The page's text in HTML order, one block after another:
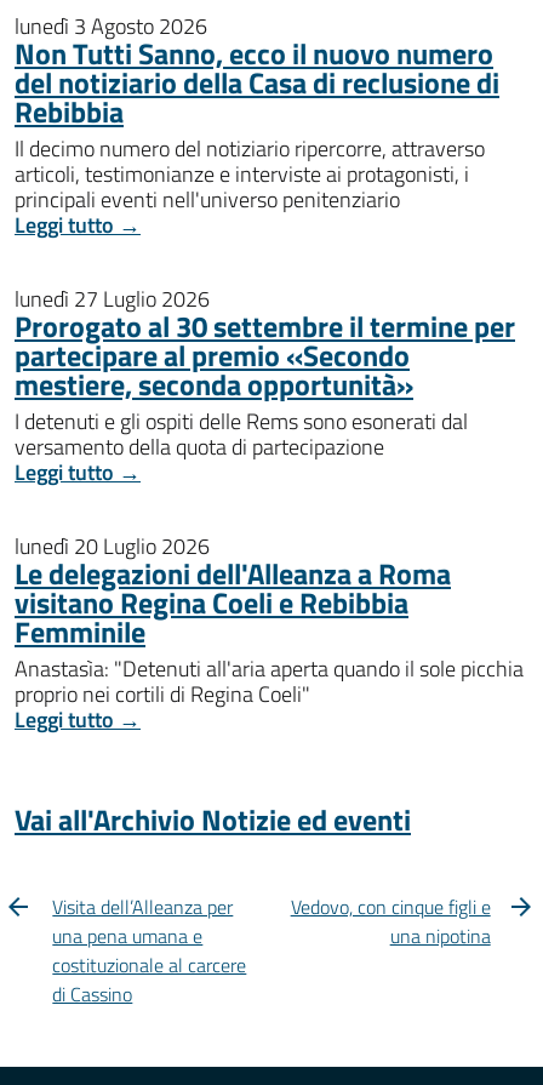
lunedì 3 Agosto 2026
Non Tutti Sanno, ecco il nuovo numero
del notiziario della Casa di reclusione di
Rebibbia
Il decimo numero del notiziario ripercorre, attraverso
articoli, testimonianze e interviste ai protagonisti, i
principali eventi nell'universo penitenziario
Leggi tutto →
lunedì 27 Luglio 2026
Prorogato al 30 settembre il termine per
partecipare al premio «Secondo
mestiere, seconda opportunità»
I detenuti e gli ospiti delle Rems sono esonerati dal
versamento della quota di partecipazione
Leggi tutto →
lunedì 20 Luglio 2026
Le delegazioni dell'Alleanza a Roma
visitano Regina Coeli e Rebibbia
Femminile
Anastasìa: "Detenuti all'aria aperta quando il sole picchia
proprio nei cortili di Regina Coeli"
Leggi tutto →
Vai all'Archivio Notizie ed eventi
Visita dell’Alleanza per
una pena umana e
costituzionale al carcere
di Cassino
Vedovo, con cinque figli e
una nipotina